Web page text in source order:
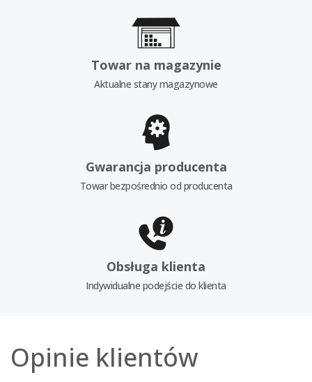
Towar na magazynie
Aktualne stany magazynowe
Gwarancja producenta
Towar bezpośrednio od producenta
Obsługa klienta
Indywidualne podejście do klienta
Opinie klientów